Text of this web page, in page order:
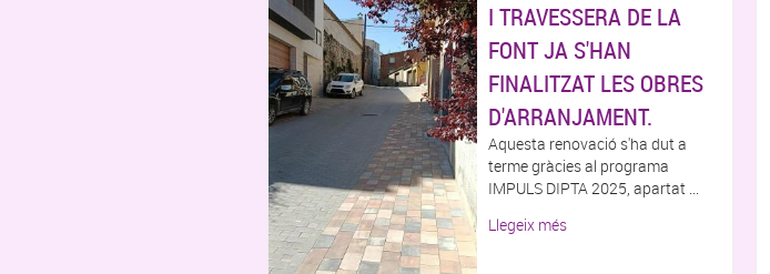
I TRAVESSERA DE LA
FONT JA S'HAN
FINALITZAT LES OBRES
D'ARRANJAMENT.
Aquesta renovació s'ha dut a
terme gràcies al programa
IMPULS DIPTA 2025, apartat ...
Llegeix més